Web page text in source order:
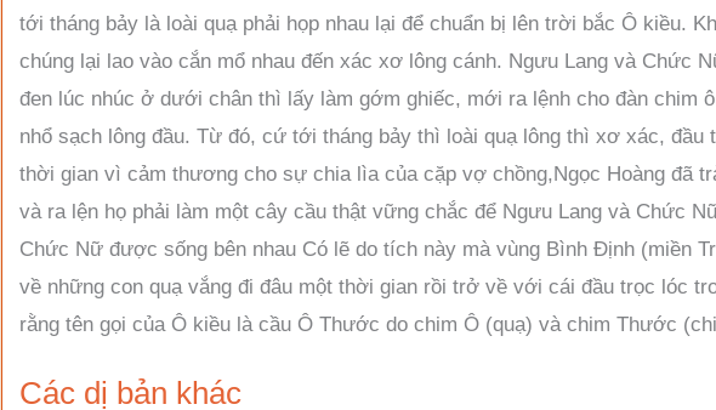
tới tháng bảy là loài quạ phải họp nhau lại để chuẩn bị lên trời bắc Ô kiều.
chúng lại lao vào cắn mổ nhau đến xác xơ lông cánh. Ngưu Lang và Chức
đen lúc nhúc ở dưới chân thì lấy làm gớm ghiếc, mới ra lệnh cho đàn chim
nhổ sạch lông đầu. Từ đó, cứ tới tháng bảy thì loài quạ lông thì xơ xác, đầu
thời gian vì cảm thương cho sự chia lìa của cặp vợ chồng,Ngọc Hoàng đã
và ra lện họ phải làm một cây cầu thật vững chắc để Ngưu Lang và Chức
Chức Nữ được sống bên nhau Có lẽ do tích này mà vùng Bình Định (miền
về những con quạ vắng đi đâu một thời gian rồi trở về với cái đầu trọc lóc
rằng tên gọi của Ô kiều là cầu Ô Thước do chim Ô (quạ) và chim Thước
Các dị bản khác